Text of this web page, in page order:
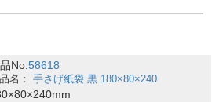
No.58618
手さげ紙袋 黒 180×80×240